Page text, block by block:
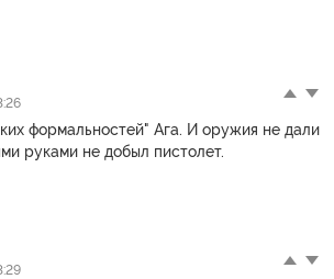
формальностей" Ага. И оружия не дали
руками не добыл пистолет.